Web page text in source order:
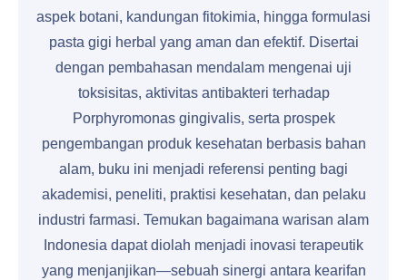
aspek botani, kandungan fitokimia, hingga formulasi
pasta gigi herbal yang aman dan efektif. Disertai
dengan pembahasan mendalam mengenai uji
toksisitas, aktivitas antibakteri terhadap
Porphyromonas gingivalis, serta prospek
pengembangan produk kesehatan berbasis bahan
alam, buku ini menjadi referensi penting bagi
akademisi, peneliti, praktisi kesehatan, dan pelaku
industri farmasi. Temukan bagaimana warisan alam
Indonesia dapat diolah menjadi inovasi terapeutik
yang menjanjikan—sebuah sinergi antara kearifan